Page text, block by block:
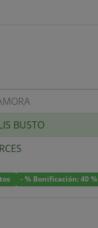
BUSTO
- % Bonificación: 40 %